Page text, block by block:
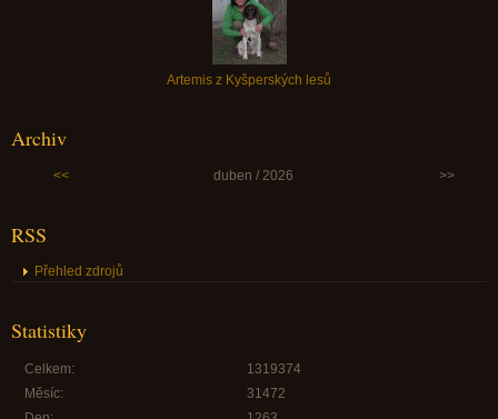
Artemis z Kyšperských lesů
Archiv
<< duben / 2026 >>
RSS
Přehled zdrojů
Statistiky
Celkem:
1319374
Měsíc:
31472